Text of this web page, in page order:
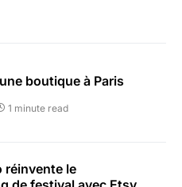
boutique à Paris
1 minute read
réinvente le